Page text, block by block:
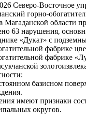
Северо-Восточное
горно-
Магаданской области
63 нарушения,
«Дукат» с
фабрике
фабрике
базисном
имеют признаки
округов.